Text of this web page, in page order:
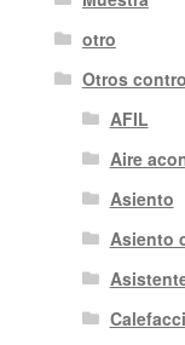
otro
Otros
AFIL
Aire
Asiento
Asiento